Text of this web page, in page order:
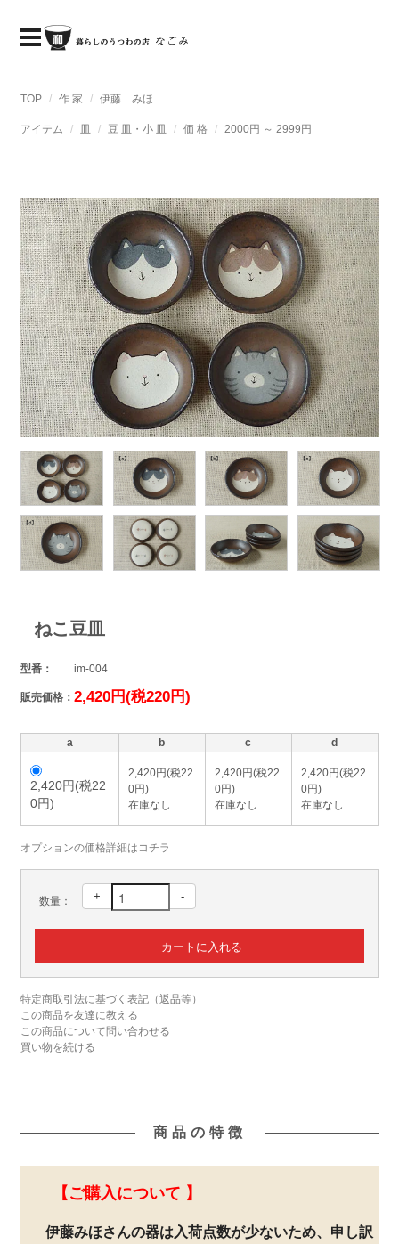
TOP 作 家 伊藤 みほ
アイテム 皿 豆 皿・小 皿 価 格 2000円 ～ 2999円
ねこ豆皿
型番： im-004
販売価格： 2,420円(税220円)
a b c d
2,420円(税22
0円)
2,420円(税22
0円)
在庫なし
2,420円(税22
0円)
在庫なし
2,420円(税22
0円)
在庫なし
オプションの価格詳細はコチラ
数量： + -
特定商取引法に基づく表記（返品等）
この商品を友達に教える
この商品について問い合わせる
買い物を続ける
商品の特徴
【ご購入について 】
伊藤みほさんの器は入荷点数が少ないため、申し訳